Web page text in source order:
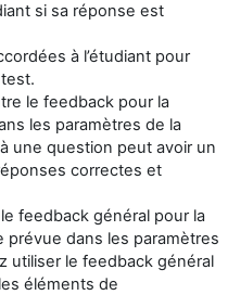
si sa réponse est
à l’étudiant pour
le feedback pour la
les paramètres de la
une question peut avoir un
correctes et
feedback général pour la
dans les paramètres
utiliser le feedback général
éléments de